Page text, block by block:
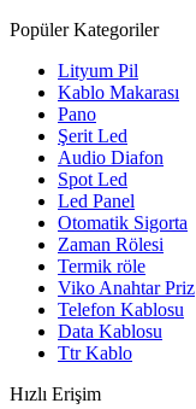
Popüler Kategoriler
Lityum Pil
Kablo Makarası
Pano
Şerit Led
Audio Diafon
Spot Led
Led Panel
Otomatik Sigorta
Zaman Rölesi
Termik röle
Viko Anahtar Priz
Telefon Kablosu
Data Kablosu
Ttr Kablo
Hızlı Erişim